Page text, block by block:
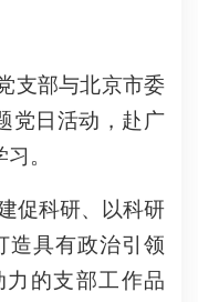
支部与北京市委
党日活动，赴广
。
促科研、以科研
造具有政治引领
的支部工作品